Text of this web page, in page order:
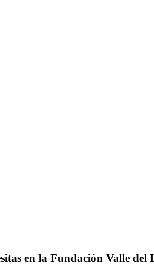
en la Fundación Valle del